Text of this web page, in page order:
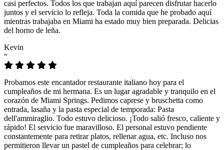
casi perfectos. Todos los que trabajan aquí parecen disfrutar hacerlo
juntos y el servicio lo refleja. Toda la comida que he probado aquí
mientras trabajaba en Miami ha estado muy bien preparada. Delicias
del horno de leña.
Kevin
“
Probamos este encantador restaurante italiano hoy para el
cumpleaños de mi hermana. Es un lugar agradable y tranquilo en el
corazón de Miami Springs. Pedimos caprese y bruschetta como
entrada, lasaña y la pasta especial de temporada: Pasta
dell'ammiraglio. Todo estuvo delicioso. ¡Todo salió fresco, caliente y
rápido! El servicio fue maravilloso. El personal estuvo pendiente
constantemente para retirar platos, rellenar agua, etc. Incluso nos
permitieron llevar un pastel de cumpleaños para celebrar; lo